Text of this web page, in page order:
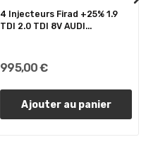
4 Injecteurs Firad +25% 1.9
TDI 2.0 TDI 8V AUDI...
995,00 €
Ajouter au panier